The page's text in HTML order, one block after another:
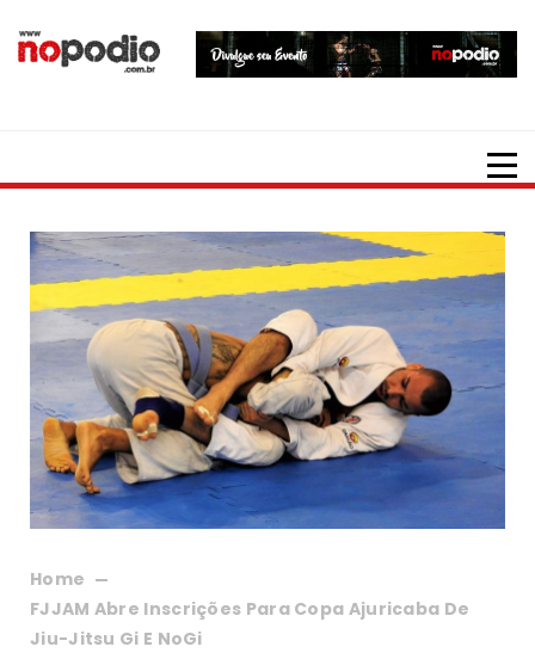
Home
FJJAM Abre Inscrições Para Copa Ajuricaba De
Jiu-Jitsu Gi E NoGi